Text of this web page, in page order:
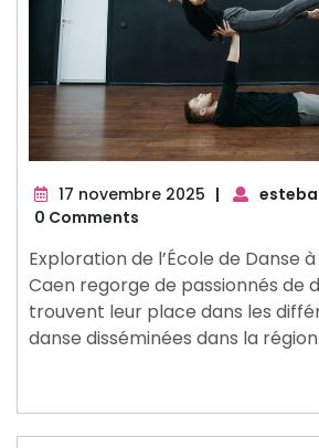
17 novembre 2025 17|
0 Comments
Exploration de l’École de Danse
Caen regorge de passionnés de
trouvent leur place dans les
danse disséminées dans la région.